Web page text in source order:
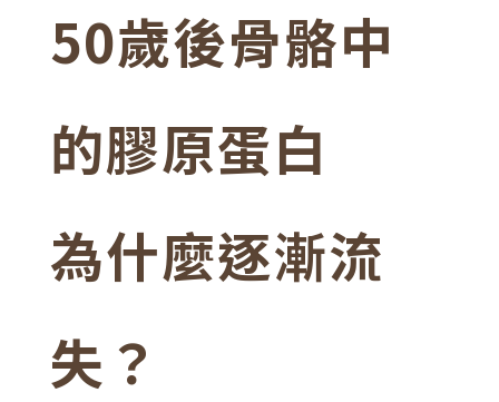
50歲後骨骼中
的膠原蛋白
為什麼逐漸流
失？